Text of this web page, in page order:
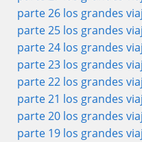
parte 26 los grandes
parte 25 los grandes
parte 24 los grandes
parte 23 los grandes
parte 22 los grandes
parte 21 los grandes
parte 20 los grandes
parte 19 los grandes